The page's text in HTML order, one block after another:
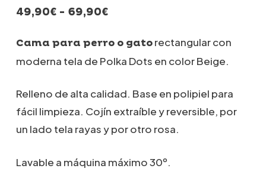
49,90€ - 69,90€Rango
precios:
desde
49,90€
69,90€
Cama para perro o gatorectangular con
moderna tela de Polka Dots en color Beige.
Relleno de alta calidad. Base en polipiel para
fácil limpieza. Cojín extraíble y reversible, por
un lado tela rayas y por otro rosa.
Lavable a máquina máximo 30º.